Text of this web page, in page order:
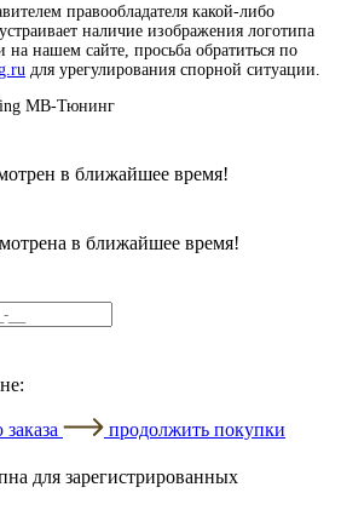
правообладателя какой-либо
наличие изображения логотипа
на нашем сайте, просьба обратиться по
для урегулирования спорной ситуации.
МВ-Тюнинг
в ближайшее время!
в ближайшее время!
продолжить покупки
для зарегистрированных